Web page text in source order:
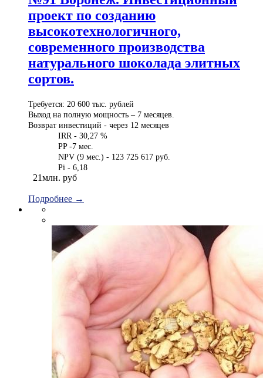
проект по созданию
высокотехнологичного,
современного производства
натурального шоколада элитных
сортов.
Требуется: 20 600 тыс. рублей
Выход на полную мощность – 7 месяцев.
Возврат инвестиций - через 12 месяцев
IRR - 30,27 %
PP -7 мес.
NPV (9 мес.) - 123 725 617 руб.
Pi - 6,18
21млн. руб
Подробнее →